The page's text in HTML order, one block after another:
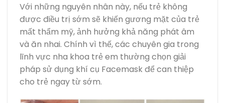
Với những nguyên nhân này, nếu trẻ không
được điều trị sớm sẽ khiến gương mặt của trẻ
mất thẩm mỹ, ảnh hưởng khả năng phát âm
và ăn nhai. Chính vì thế, các chuyên gia trong
lĩnh vực nha khoa trẻ em thường chọn giải
pháp sử dụng khí cụ Facemask để can thiệp
cho trẻ ngay từ sớm.